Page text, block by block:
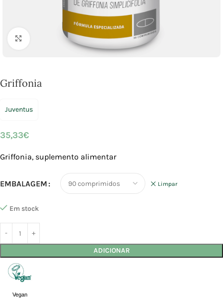
Click to enlarge
Griffonia
Juventus
35,33€
Griffonia, suplemento alimentar
EMBALAGEM Limpar
Em stock
ADICIONAR
Vegan